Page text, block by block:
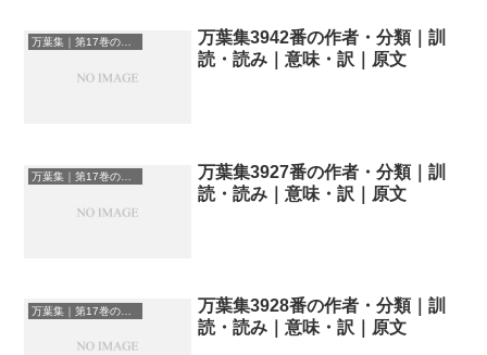
万葉集｜第17巻の和歌一覧
万葉集3942番の作者・分類｜訓
読・読み｜意味・訳｜原文
万葉集｜第17巻の和歌一覧
万葉集3927番の作者・分類｜訓
読・読み｜意味・訳｜原文
万葉集｜第17巻の和歌一覧
万葉集3928番の作者・分類｜訓
読・読み｜意味・訳｜原文